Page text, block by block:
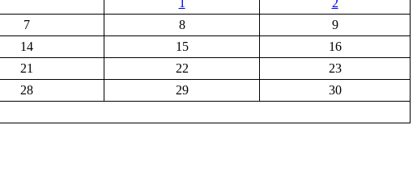
1
2
7 8
9
14 15
16
21 22
23
28 29
30